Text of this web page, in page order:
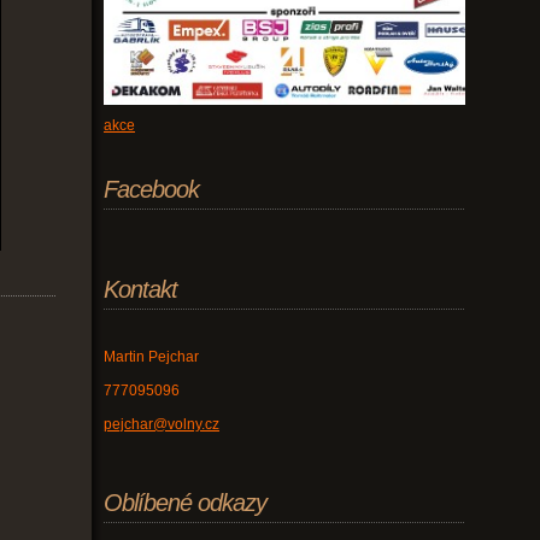
akce
Facebook
Kontakt
Martin Pejchar
777095096
pejchar@volny.cz
Oblíbené odkazy